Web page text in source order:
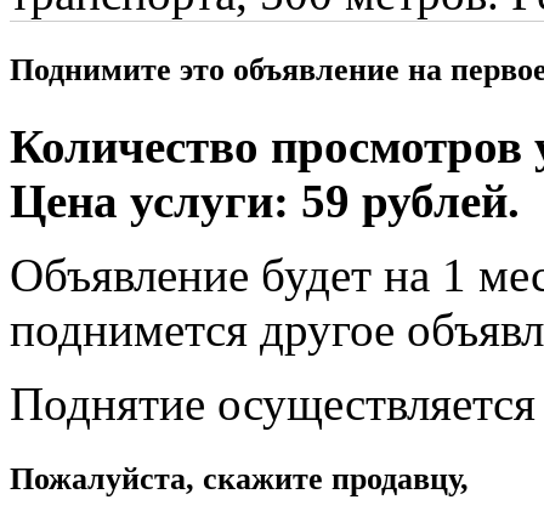
Поднимите это объявление на
Количество просмотров
Цена услуги: 59 рублей.
Объявление будет на 1
поднимется другое
Поднятие
Пожалуйста, скажите продавцу,